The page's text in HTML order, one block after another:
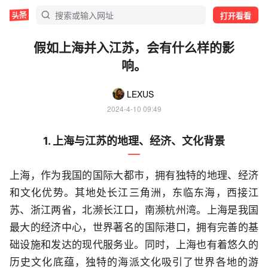
打开看看
假如上海并入江苏，会有什么样的影
响。
LEXUS
2024-4-10 09:49
1. 上海与江苏的地理、经济、文化背景
上海，作为我国的国际大都市，拥有独特的地理、经济
和文化优势。其地处长江三角洲，东临东海，西接江
苏、浙江两省，北濒长江口，南濒杭州湾。上海是我国
最大的经济中心，世界著名的国际港口，拥有完善的基
础设施和发达的现代服务业。同时，上海也有着悠久的
历史文化底蕴，独特的海派文化吸引了世界各地的游